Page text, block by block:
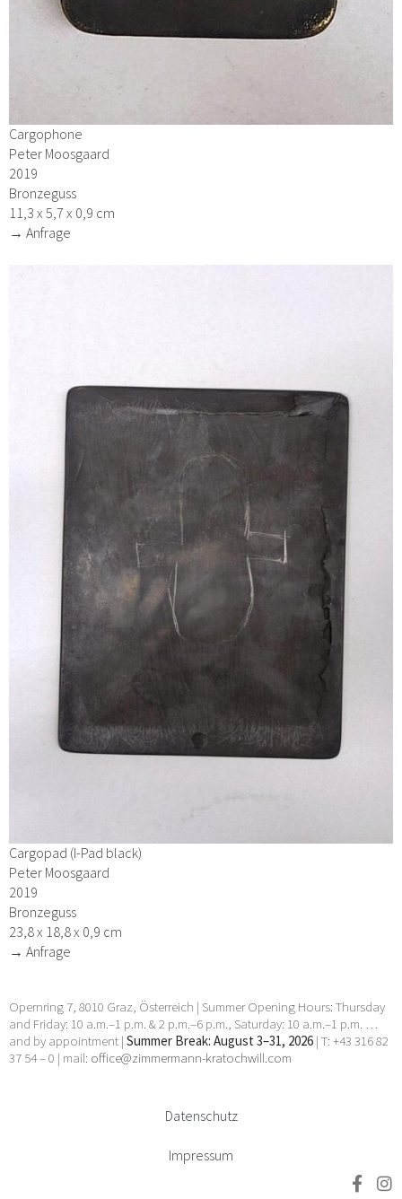
Cargophone
Peter Moosgaard
2019
Bronzeguss
11,3 x 5,7 x 0,9 cm
→ Anfrage
Cargopad (I-Pad black)
Peter Moosgaard
2019
Bronzeguss
23,8 x 18,8 x 0,9 cm
→ Anfrage
Opernring 7, 8010 Graz, Österreich | Summer Opening Hours: Thursday
and Friday: 10 a.m.–1 p.m. & 2 p.m.–6 p.m., Saturday: 10 a.m.–1 p.m. …
and by appointment | Summer Break: August 3–31, 2026 | T: +43 316 82
37 54 – 0 | mail: office@zimmermann-kratochwill.com
Datenschutz
Impressum